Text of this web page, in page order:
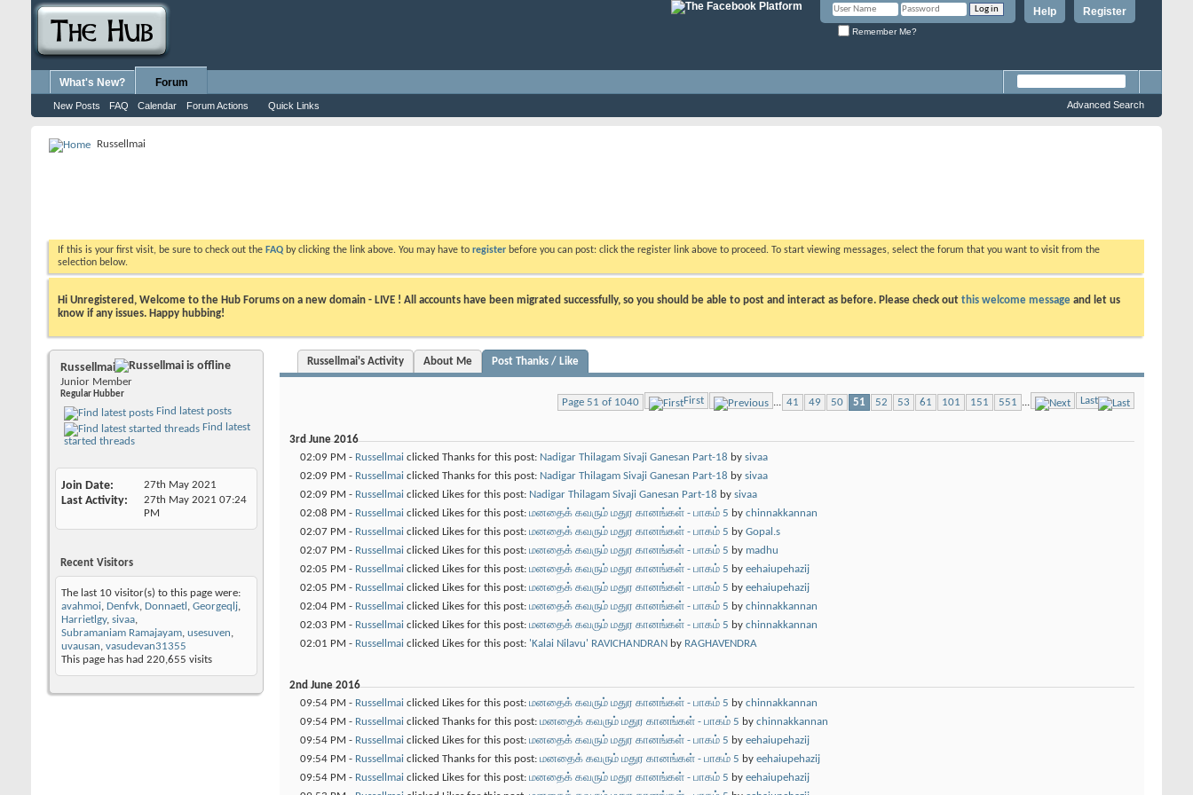
Register
Help
Remember Me?
What's New? Forum
New Posts FAQ Calendar Forum Actions Quick Links Advanced Search
Russellmai
If this is your first visit, be sure to check out the FAQ by clicking the link above. You may have to register before you can post: click the register link above to proceed. To start viewing messages, select the forum that you want to visit from the
selection below.
Hi Unregistered, Welcome to the Hub Forums on a new domain - LIVE ! All accounts have been migrated successfully, so you should be able to post and interact as before. Please check out this welcome message and let us
know if any issues. Happy hubbing!
Russellmai
Junior Member
Regular Hubber
Find latest posts
Find latest
started threads
Join Date 27th May 2021
Last Activity 27th May 2021 07:24
PM
Recent Visitors
The last 10 visitor(s) to this page were:
avahmoi, Denfvk, Donnaetl , Georgeqlj,
Harrietlgy, sivaa,
Subramaniam Ramajayam, usesuven,
uvausan, vasudevan31355
This page has had 220,655 visits
Russellmai's Activity About Me Post Thanks / Like
Page 51 of 1040 First ... 41 49 50 51 52 53 61 101 151 551 ... Last
3rd June 2016
02:09 PM - Russellmai clicked Thanks for this post: Nadigar Thilagam Sivaji Ganesan Part-18 by sivaa
02:09 PM - Russellmai clicked Thanks for this post: Nadigar Thilagam Sivaji Ganesan Part-18 by sivaa
02:09 PM - Russellmai clicked Likes for this post: Nadigar Thilagam Sivaji Ganesan Part-18 by sivaa
02:08 PM - Russellmai clicked Likes for this post: மனதைக் கவரும் மதுர கானங்கள் - பாகம் 5 by chinnakkannan
02:07 PM - Russellmai clicked Likes for this post: மனதைக் கவரும் மதுர கானங்கள் - பாகம் 5 by Gopal.s
02:07 PM - Russellmai clicked Likes for this post: மனதைக் கவரும் மதுர கானங்கள் - பாகம் 5 by madhu
02:05 PM - Russellmai clicked Likes for this post: மனதைக் கவரும் மதுர கானங்கள் - பாகம் 5 by eehaiupehazij
02:05 PM - Russellmai clicked Likes for this post: மனதைக் கவரும் மதுர கானங்கள் - பாகம் 5 by eehaiupehazij
02:04 PM - Russellmai clicked Likes for this post: மனதைக் கவரும் மதுர கானங்கள் - பாகம் 5 by chinnakkannan
02:03 PM - Russellmai clicked Likes for this post: மனதைக் கவரும் மதுர கானங்கள் - பாகம் 5 by chinnakkannan
02:01 PM - Russellmai clicked Likes for this post: 'Kalai Nilavu' RAVICHANDRAN by RAGHAVENDRA
2nd June 2016
09:54 PM - Russellmai clicked Likes for this post: மனதைக் கவரும் மதுர கானங்கள் - பாகம் 5 by chinnakkannan
09:54 PM - Russellmai clicked Thanks for this post: மனதைக் கவரும் மதுர கானங்கள் - பாகம் 5 by chinnakkannan
09:54 PM - Russellmai clicked Likes for this post: மனதைக் கவரும் மதுர கானங்கள் - பாகம் 5 by eehaiupehazij
09:54 PM - Russellmai clicked Thanks for this post: மனதைக் கவரும் மதுர கானங்கள் - பாகம் 5 by eehaiupehazij
09:54 PM - Russellmai clicked Likes for this post: மனதைக் கவரும் மதுர கானங்கள் - பாகம் 5 by eehaiupehazij